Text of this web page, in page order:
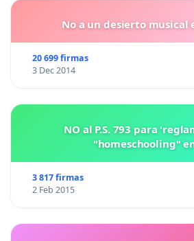
No a un desierto musical
20 699 firmas
3 Dec 2014
NO al P.S. 793 para
"homeschooling"
3 817 firmas
2 Feb 2015